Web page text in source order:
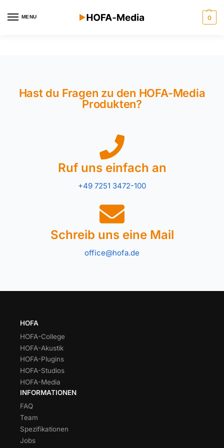
MENU 0
Hast du Fragen zu den HOFA-Media
Produkten?
Ruf uns einfach an
+49 7251 3472-100
Schreib uns eine Mail
office@hofa.de
HOFA
HOFA-College
HOFA-Akustik
HOFA-Plugins
HOFA-Studios
HOFA-Media
INFORMATIONEN
FAQ
Team
Spezifikationen
Jobs